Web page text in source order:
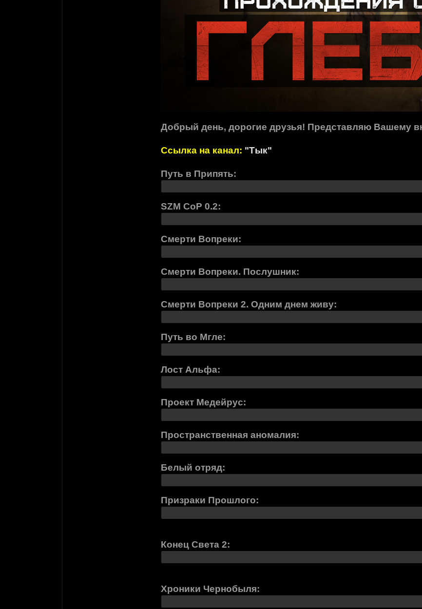
Добрый день, дорогие друзья! Представляю Вашему
Ссылка на канал: "Тык"
Путь в Припять:
SZM CoP 0.2:
Смерти Вопреки:
Смерти Вопреки. Послушник:
Смерти Вопреки 2. Одним днем живу:
Путь во Мгле:
Лост Альфа:
Проект Медейрус:
Пространственная аномалия:
Белый отряд:
Призраки Прошлого:
Конец Света 2:
Хроники Чернобыля: